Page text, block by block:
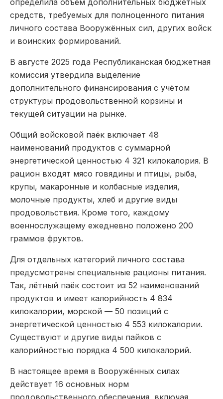
средств, требуемых для полноценного питания
личного состава Вооружённых сил, других войск
и воинских формирований.
В августе 2025 года Республиканская бюджетная
комиссия утвердила выделение
дополнительного финансирования с учётом
структуры продовольственной корзины и
текущей ситуации на рынке.
Общий войсковой паёк включает 48
наименований продуктов с суммарной
энергетической ценностью 4 321 килокалория. В
рацион входят мясо говядины и птицы, рыба,
крупы, макаронные и колбасные изделия,
молочные продукты, хлеб и другие виды
продовольствия. Кроме того, каждому
военнослужащему ежедневно положено 200
граммов фруктов.
Для отдельных категорий личного состава
предусмотрены специальные рационы питания.
Так, лётный паёк состоит из 52 наименований
продуктов и имеет калорийность 4 834
килокалории, морской — 50 позиций с
энергетической ценностью 4 553 килокалории.
Существуют и другие виды пайков с
калорийностью порядка 4 500 килокалорий.
В настоящее время в Вооружённых силах
действует 16 основных норм
продовольственного обеспечения, включая